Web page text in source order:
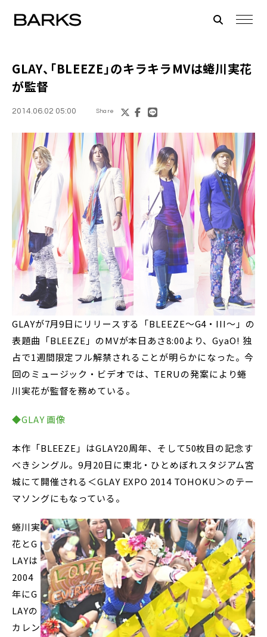
GLAY、「BLEEZE」のキラキラMVは蜷川実花
が監督
2014.06.02 05:00 Share
GLAYが7月9日にリリースする「BLEEZE～G4・III～」の
表題曲「BLEEZE」のMVが本日あさ8:00より、GyaO! 独
占で1週間限定フル解禁されることが明らかになった。今
回のミュージック・ビデオでは、TERUの発案により蜷
川実花が監督を務めている。
◆GLAY 画像
本作「BLEEZE」はGLAY20周年、そして50枚目の記念す
べきシングル。9月20日に東北・ひとめぼれスタジアム宮
城にて開催される＜GLAY EXPO 2014 TOHOKU＞のテー
マソングにもなっている。
蜷川実
花とG
LAYは
2004
年にG
LAYの
カレン